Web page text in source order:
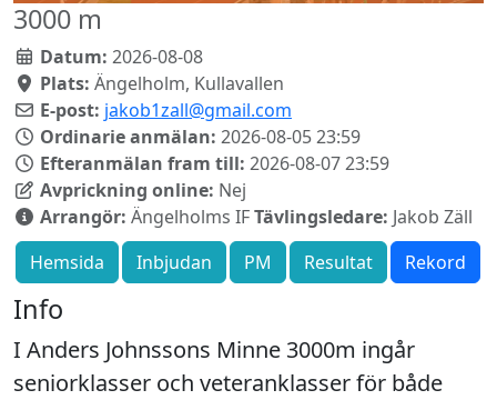
3000 m
Datum: 2026-08-08
Plats: Ängelholm, Kullavallen
E-post: jakob1zall@gmail.com
Ordinarie anmälan: 2026-08-05 23:59
Efteranmälan fram till: 2026-08-07 23:59
Avprickning online: Nej
Arrangör: Ängelholms IFTävlingsledare: Jakob Zäll
Hemsida
Inbjudan PM Resultat Rekord
Info
I Anders Johnssons Minne 3000m ingår
seniorklasser och veteranklasser för både